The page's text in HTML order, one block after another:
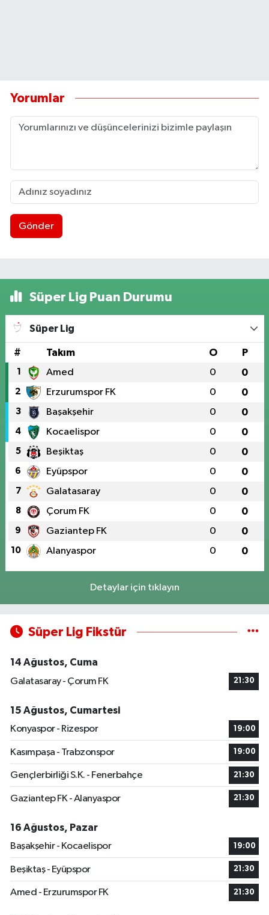
Yorumlar
Gönder
Süper Lig Puan Durumu
Süper Lig
# Takım O P
1 Amed 0 0
2 Erzurumspor FK 0 0
3 Başakşehir 0 0
4 Kocaelispor 0 0
5 Beşiktaş 0 0
6 Eyüpspor 0 0
7 Galatasaray 0 0
8 Çorum FK 0 0
9 Gaziantep FK 0 0
10 Alanyaspor 0 0
Detaylar için tıklayın
Süper Lig Fikstür
14 Ağustos, Cuma
Galatasaray - Çorum FK
21:30
15 Ağustos, Cumartesi
Konyaspor - Rizespor
19:00
Kasımpaşa - Trabzonspor 19:00
Gençlerbirliği S.K. - Fenerbahçe 21:30
Gaziantep FK - Alanyaspor 21:30
16 Ağustos, Pazar
Başakşehir - Kocaelispor
19:00
Beşiktaş - Eyüpspor 21:30
Amed - Erzurumspor FK 21:30